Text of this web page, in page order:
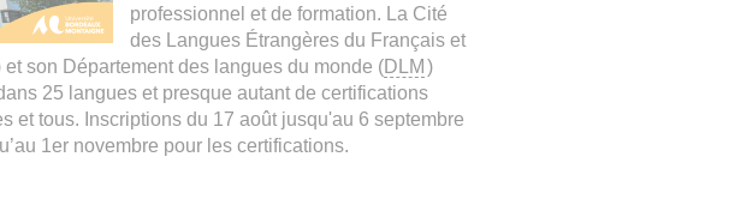
professionnel et de formation. La Cité
des Langues Étrangères du Français et
et son Département des langues du monde (DLM )
25 langues et presque autant de certifications
et tous. Inscriptions du 17 août jusqu'au 6 septembre
1er novembre pour les certifications.